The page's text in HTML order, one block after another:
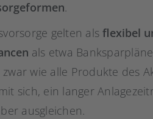
.
gelten alsflexibel
als etwa
zwar wie alle Produkte des
sich, ein langer
ausgleichen.